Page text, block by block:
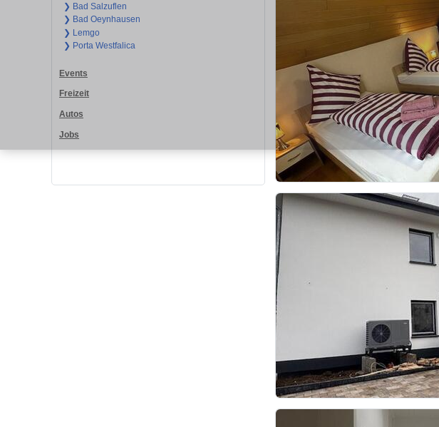
❯ Bad Salzuflen
❯ Bad Oeynhausen
❯ Lemgo
❯ Porta Westfalica
Events
Freizeit
Autos
Jobs